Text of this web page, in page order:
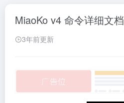
MiaoKo v4 命令详细文档
3年前更新